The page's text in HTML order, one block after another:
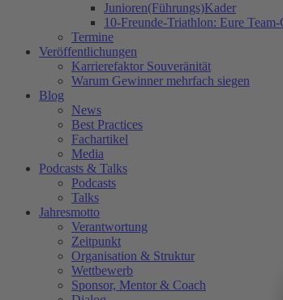
Junioren(Führungs)Kader
10-Freunde-Triathlon: Eure
Termine
Veröffentlichungen
Karrierefaktor Souveränität
Warum Gewinner mehrfach siegen
Blog
News
Best Practices
Fachartikel
Media
Podcasts & Talks
Podcasts
Talks
Jahresmotto
Verantwortung
Zeitpunkt
Organisation & Struktur
Wettbewerb
Sponsor, Mentor & Coach